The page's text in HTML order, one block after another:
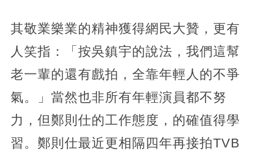
其敬業樂業的精神獲得網民大贊，更有
人笑指：「按吳鎮宇的說法，我們這幫
老一輩的還有戲拍，全靠年輕人的不爭
氣。」當然也非所有年輕演員都不努
力，但鄭則仕的工作態度，的確值得學
習。鄭則仕最近更相隔四年再接拍TVB